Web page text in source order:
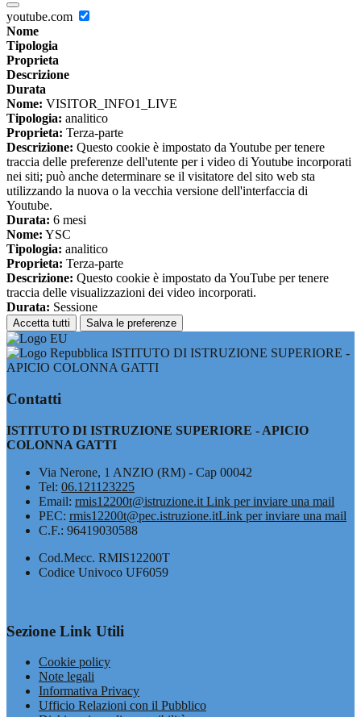
youtube.com
Nome
Tipologia
Proprieta
Descrizione
Durata
Nome: VISITOR_INFO1_LIVE
Tipologia: analitico
Proprieta: Terza-parte
Descrizione: Questo cookie è impostato da Youtube per tenere
traccia delle preferenze dell'utente per i video di Youtube incorporati
nei siti; può anche determinare se il visitatore del sito web sta
utilizzando la nuova o la vecchia versione dell'interfaccia di
Youtube.
Durata: 6 mesi
Nome: YSC
Tipologia: analitico
Proprieta: Terza-parte
Descrizione: Questo cookie è impostato da YouTube per tenere
traccia delle visualizzazioni dei video incorporati.
Durata: Sessione
Accetta tutti Salva le preferenze
ISTITUTO DI ISTRUZIONE SUPERIORE -
APICIO COLONNA GATTI
Contatti
ISTITUTO DI ISTRUZIONE SUPERIORE - APICIO
COLONNA GATTI
Via Nerone, 1 ANZIO (RM) - Cap 00042
Tel: 06.121123225
Email: rmis12200t@istruzione.it Link per inviare una mail
PEC: rmis12200t@pec.istruzione.itLink per inviare una mail
C.F.: 96419030588
Cod.Mecc. RMIS12200T
Codice Univoco UF6059
Sezione Link Utili
Cookie policy
Note legali
Informativa Privacy
Ufficio Relazioni con il Pubblico